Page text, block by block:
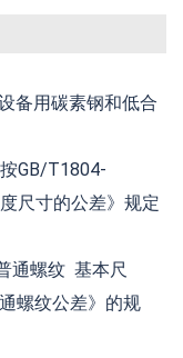
备用碳素钢和低合
GB/T1804-
尺寸的公差》规定
通螺纹 基本尺
螺纹公差》的规